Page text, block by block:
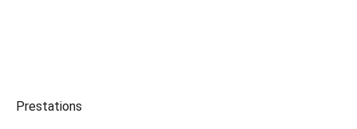
Prestations